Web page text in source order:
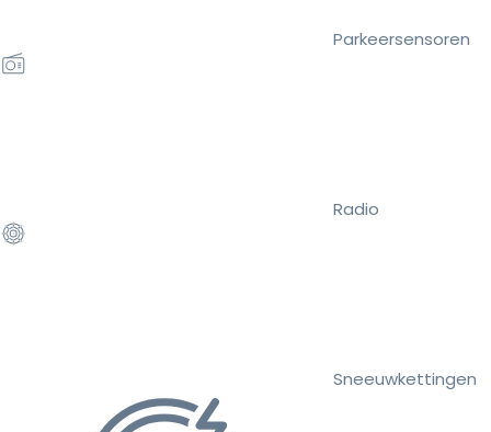
Parkeersensoren
Radio
Sneeuwkettingen